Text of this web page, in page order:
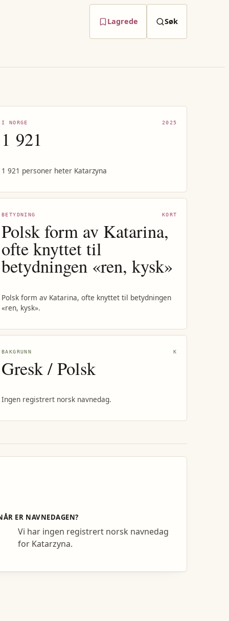
Lagrede Søk
I NORGE 2025
1 921
1 921 personer heter Katarzyna
BETYDNING KORT
Polsk form av Katarina,
ofte knyttet til
betydningen «ren, kysk»
Polsk form av Katarina, ofte knyttet til betydningen
«ren, kysk».
BAKGRUNN K
Gresk / Polsk
Ingen registrert norsk navnedag.
ER NAVNEDAGEN?
Vi har ingen registrert norsk navnedag
for Katarzyna.